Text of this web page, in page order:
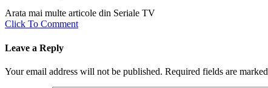
Arata mai multe articole din Seriale TV
Click To Comment
Leave a Reply
Your email address will not be published. Required fields are marked